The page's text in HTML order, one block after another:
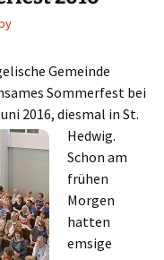
Gemeinde
Sommerfest bei
2016, diesmal in St.
Hedwig.
Schon am
frühen
Morgen
hatten
emsige